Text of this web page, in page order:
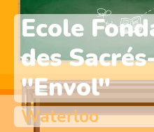
Ecole
des
"Envol"
Waterloo